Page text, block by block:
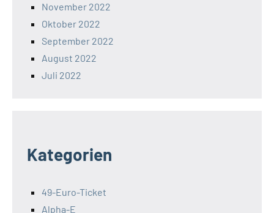
November 2022
Oktober 2022
September 2022
August 2022
Juli 2022
Kategorien
49-Euro-Ticket
Alpha-E